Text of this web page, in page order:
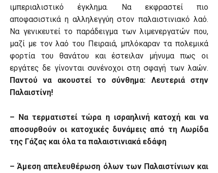
ιμπεριαλιστικό έγκλημα. Να εκφραστεί πιο
αποφασιστικά η αλληλεγγύη στον παλαιστινιακό λαό.
Να γενικευτεί το παράδειγμα των λιμενεργατών που,
μαζί με τον λαό του Πειραιά, μπλόκαραν τα πολεμικά
φορτία του θανάτου και έστειλαν μήνυμα πως οι
εργάτες δε γίνονται συνένοχοι στη σφαγή των λαών.
Παντού να ακουστεί το σύνθημα: Λευτεριά στην
Παλαιστίνη!
– Να τερματιστεί τώρα η ισραηλινή κατοχή και να
αποσυρθούν οι κατοχικές δυνάμεις από τηΛωρίδα
της Γάζας και όλα τα παλαιστινιακά εδάφη
–Άμεση απελευθέρωση όλων των Παλαιστίνιων και